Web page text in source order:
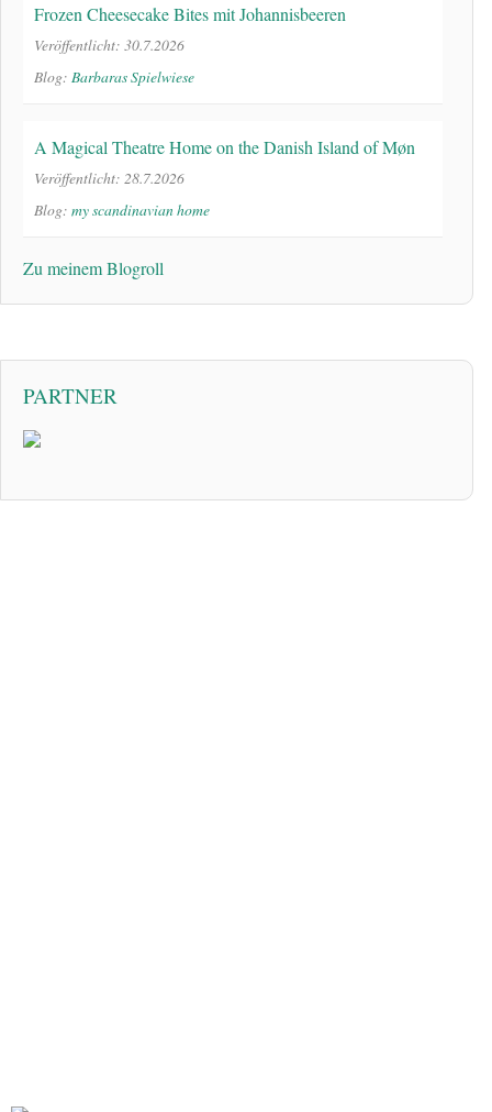
Frozen Cheesecake Bites mit Johannisbeeren
Veröffentlicht: 30.7.2026
Blog: Barbaras Spielwiese
A Magical Theatre Home on the Danish Island of Møn
Veröffentlicht: 28.7.2026
Blog: my scandinavian home
Zu meinem Blogroll
PARTNER